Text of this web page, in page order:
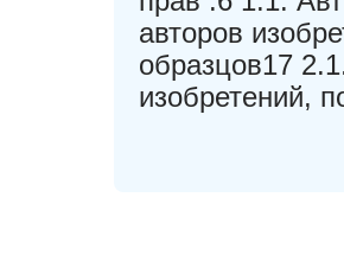
авторов
образцов17
изобретений,